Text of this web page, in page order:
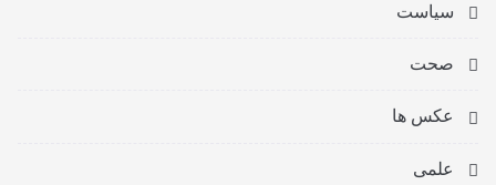
سیاست
صحت
عکس ها
علمی